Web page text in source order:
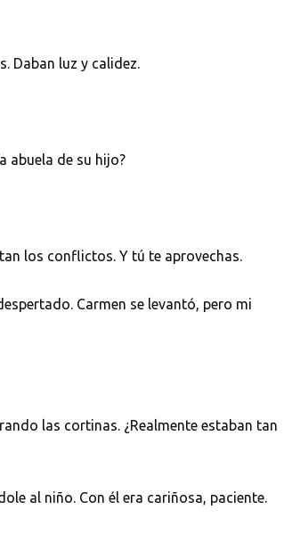
Daban luz y calidez.
abuela de su hijo?
los conflictos. Y tú te aprovechas.
Carmen se levantó, pero mi
las cortinas. ¿Realmente estaban tan
al niño. Con él era cariñosa, paciente.